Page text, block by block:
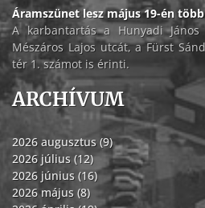
Áramszünet lesz május 19-én
A karbantartás a Hunyadi
Mészáros Lajos utcát, a Fürst
tér 1. számot is érinti.
ARCHÍVUM
2026 augusztus (9)
2026 július (12)
2026 június (16)
2026 május (8)